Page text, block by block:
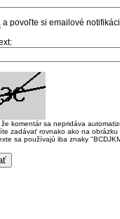
a povoľte si emailové
komentár sa nepridáva
zadávať rovnako ako na
sa používajú iba znaky